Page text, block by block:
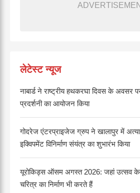
लेटेस्ट न्यूज
नाबार्ड ने राष्ट्रीय हथकरघा दिवस के अवसर
प्रदर्शनी का आयोजन किया
गोदरेज एंटरप्राइजेज ग्रुप ने खालापुर में
इक्विपमेंट विनिर्माण संयंत्र का शुभारंभ किया
यूरोकिड्स ऑसम अगस्त 2026: जहां उत्सव
चरित्र का निर्माण भी करते हैं